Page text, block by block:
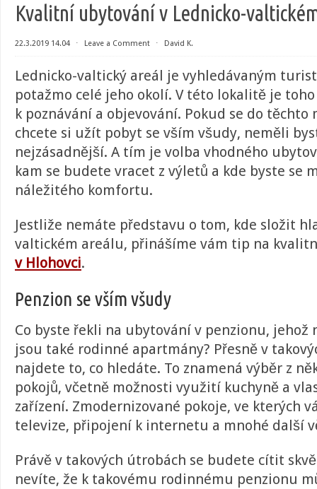
Kvalitní ubytování v Lednicko-
22.3.2019 14.04 ⋅ Leave a Comment ⋅ David K.
Lednicko-valtický areál je vyhledávaným
potažmo celé jeho okolí. V této lokalitě je
k poznávání a objevování. Pokud se do těchto
chcete si užít pobyt se vším všudy, neměli
nejzásadnější. A tím je volba vhodného
kam se budete vracet z výletů a kde byste se
náležitého komfortu.
Jestliže nemáte představu o tom, kde složit
valtickém areálu, přinášíme vám tip na
v Hlohovci.
Penzion se vším všudy
Co byste řekli na ubytování v penzionu, jehož
jsou také rodinné apartmány? Přesně v
najdete to, co hledáte. To znamená výběr z
pokojů, včetně možnosti využití kuchyně a
zařízení. Zmodernizované pokoje, ve kterých
televize, připojení k internetu a mnohé další
Právě v takových útrobách se budete cítit
nevíte, že k takovému rodinnému penzionu